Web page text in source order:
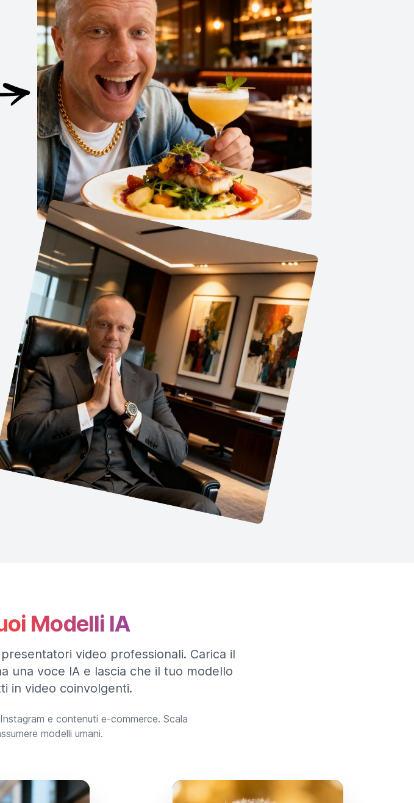
Modelli IA
video professionali. Carica il
una voce IA e lascia che il tuo modello
in video coinvolgenti.
e contenuti e-commerce. Scala
modelli umani.